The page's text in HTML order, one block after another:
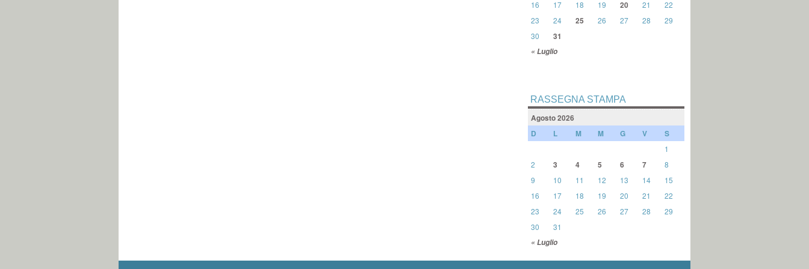
« Luglio
16
17 18 19 20 21
22
23
24 25 26 27 28
29
30
31
RASSEGNA STAMPA
Agosto 2026
D
L M M G V S
« Luglio
1
2
3 4 5 6 7
8
9
10 11 12 13 14
15
16
17 18 19 20 21
22
23
24 25 26 27 28
29
30
31